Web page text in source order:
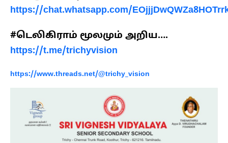
https://chat.whatsapp.com/
#டெலிகிராம் மூலமும் அறிய….
https://t.me/trichyvision
https://www.threads.net/@trichy_vision